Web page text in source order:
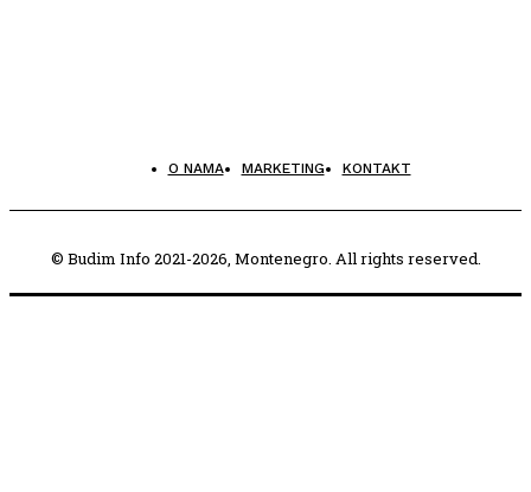
O NAMA MARKETING KONTAKT
© Budim Info 2021-2026, Montenegro. All rights reserved.